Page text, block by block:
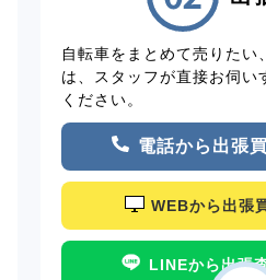
自転車をまとめて売りたい
は、スタッフが直接お伺い
ください。
電話から出張
WEBから出張
LINEから出張